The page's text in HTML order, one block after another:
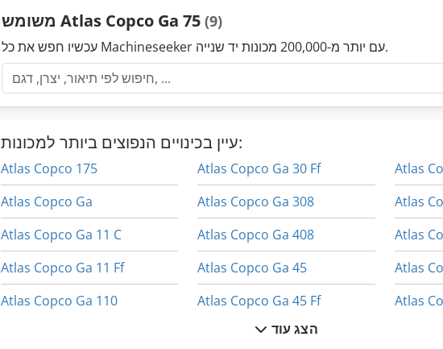
משומש Atlas Copco Ga 75 (9)
עכשיו חפש את כל Machineseeker עם יותר מ-200,000 מכונות יד שנייה.
עיין בכינויים הנפוצים ביותר למכונות:
Atlas Copco 175
Atlas Copco Ga
Atlas Copco Ga 11 C
Atlas Copco Ga 11 Ff
Atlas Copco Ga 110
Atlas Copco Ga 30 Ff
Atlas Copco Ga 308
Atlas Copco Ga 408
Atlas Copco Ga 45
Atlas Copco Ga 45 Ff
Atlas Copco Ga 5
Atlas
Atlas
Atlas
Atlas
Atlas
הצג עוד